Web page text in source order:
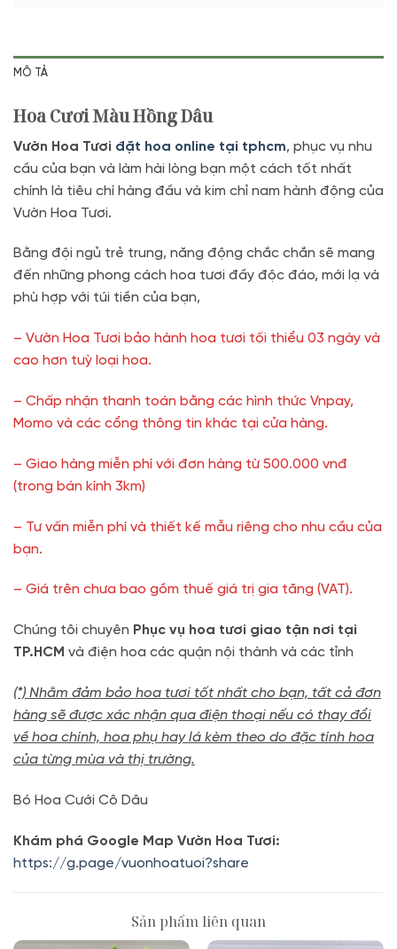
MÔ TẢ
Hoa Cươi Màu Hồng Dâu
Vườn Hoa Tươi đặt hoa online tại tphcm, phục vụ nhu
cầu của bạn và làm hài lòng bạn một cách tốt nhất
chính là tiêu chí hàng đầu và kim chỉ nam hành động của
Vườn Hoa Tươi.
Bằng đội ngủ trẻ trung, năng động chắc chắn sẽ mang
đến những phong cách hoa tươi đầy độc đáo, mới lạ và
phù hợp với túi tiền của bạn,
– Vườn Hoa Tươi bảo hành hoa tươi tối thiểu 03 ngày và
cao hơn tuỳ loại hoa.
– Chấp nhận thanh toán bằng các hình thức Vnpay,
Momo và các cổng thông tin khác tại cửa hàng.
– Giao hàng miễn phí với đơn hàng từ 500.000 vnđ
(trong bán kính 3km)
– Tư vấn miễn phí và thiết kế mẫu riêng cho nhu cầu của
bạn.
– Giá trên chưa bao gồm thuế giá trị gia tăng (VAT).
Chúng tôi chuyên Phục vụ hoa tươi giao tận nơi tại
TP.HCM và điện hoa các quận nội thành và các tỉnh
(*) Nhằm đảm bảo hoa tươi tốt nhất cho bạn, tất cả đơn
hàng sẽ được xác nhận qua điện thoại nếu có thay đổi
về hoa chính, hoa phụ hay lá kèm theo do đặc tính hoa
của từng mùa và thị trường.
Bó Hoa Cưới Cô Dâu
Khám phá Google Map Vườn Hoa Tươi:
https://g.page/vuonhoatuoi?share
Sản phẩm liên quan